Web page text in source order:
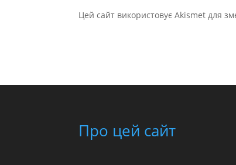
Цей сайт використовує Akismet для
Про цей сайт